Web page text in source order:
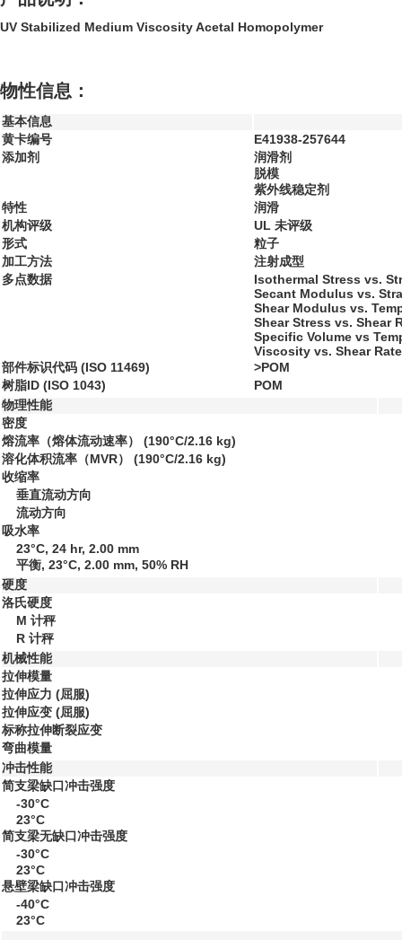
UV Stabilized Medium Viscosity Acetal Homopolymer
物性信息：
基本信息
黄卡编号
E41938-257644
添加剂
润滑剂
脱模
紫外线稳定剂
特性
润滑
机构评级
UL 未评级
形式
粒子
加工方法
注射成型
多点数据
Isothermal Stress vs.
Secant Modulus vs.
Shear Modulus vs.
Shear Stress vs. Shear
Specific Volume vs
Viscosity vs. Shear
部件标识代码 (ISO 11469)
>POM
树脂ID (ISO 1043)
POM
物理性能
密度
熔流率（熔体流动速率） (190°C/2.16 kg)
溶化体积流率（MVR） (190°C/2.16 kg)
收缩率
垂直流动方向
流动方向
吸水率
23°C, 24 hr, 2.00 mm
平衡, 23°C, 2.00 mm, 50% RH
硬度
洛氏硬度
M 计秤
R 计秤
机械性能
拉伸模量
拉伸应力 (屈服)
拉伸应变 (屈服)
标称拉伸断裂应变
弯曲模量
冲击性能
简支梁缺口冲击强度
-30°C
23°C
简支梁无缺口冲击强度
-30°C
23°C
悬壁梁缺口冲击强度
-40°C
23°C